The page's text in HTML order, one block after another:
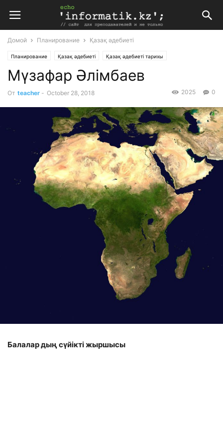
Домой Планирование Қазақ әдебиеті
Планирование Қазақ әдебиеті Қазақ әдебиеті тарихы
Поурочные планы
Мүзафар Әлімбаев
От teacher - October 28, 2018 0
2025
Балалардыңсүйікті жыршысы